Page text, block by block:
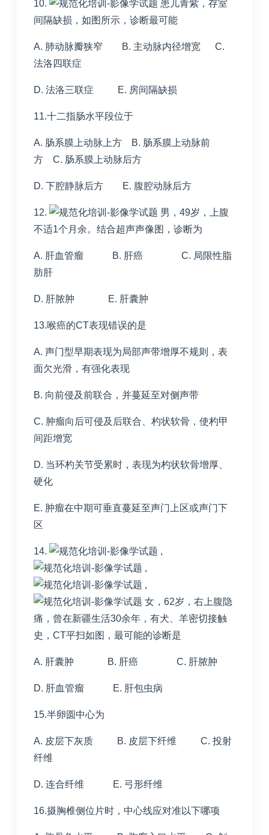
10.
患儿青紫，存室
间隔缺损，如图所示，诊断最可能
A. 肺动脉瓣狭窄 B. 主动脉内径增宽 C.
法洛四联症
D. 法洛三联症 E. 房间隔缺损
11.十二指肠水平段位于
A. 肠系膜上动脉上方 B. 肠系膜上动脉前
方 C. 肠系膜上动脉后方
D. 下腔静脉后方 E. 腹腔动脉后方
12.
男，49岁，上腹
不适1个月余。结合超声声像图，诊断为
A. 肝血管瘤 B. 肝癌 C. 局限性脂
肪肝
D. 肝脓肿 E. 肝囊肿
13.喉癌的CT表现错误的是
A. 声门型早期表现为局部声带增厚不规则，表
面欠光滑，有强化表现
B. 向前侵及前联合，并蔓延至对侧声带
C. 肿瘤向后可侵及后联合、杓状软骨，使杓甲
间距增宽
D. 当环杓关节受累时，表现为杓状软骨增厚、
硬化
E. 肿瘤在中期可垂直蔓延至声门上区或声门下
区
14.
,
,
,
女，62岁，右上腹隐
痛，曾在新疆生活30余年，有犬、羊密切接触
史，CT平扫如图，最可能的诊断是
A. 肝囊肿 B. 肝癌 C. 肝脓肿
D. 肝血管瘤 E. 肝包虫病
15.半卵圆中心为
A. 皮层下灰质 B. 皮层下纤维 C. 投射
纤维
D. 连合纤维 E. 弓形纤维
16.摄胸椎侧位片时，中心线应对准以下哪项